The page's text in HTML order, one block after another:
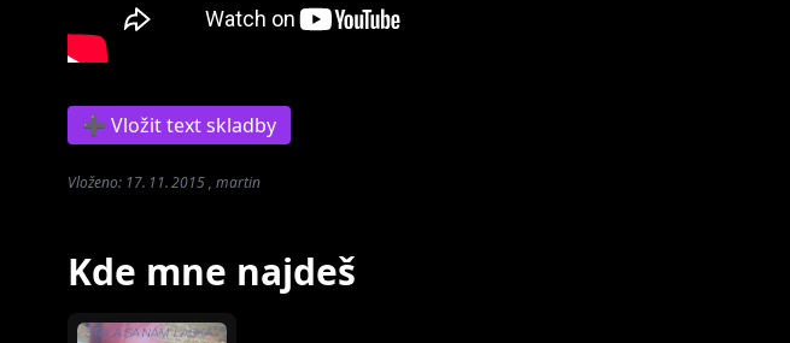
➕ Vložit text skladby
Vloženo: 17. 11. 2015 , martin
Kde mne najdeš